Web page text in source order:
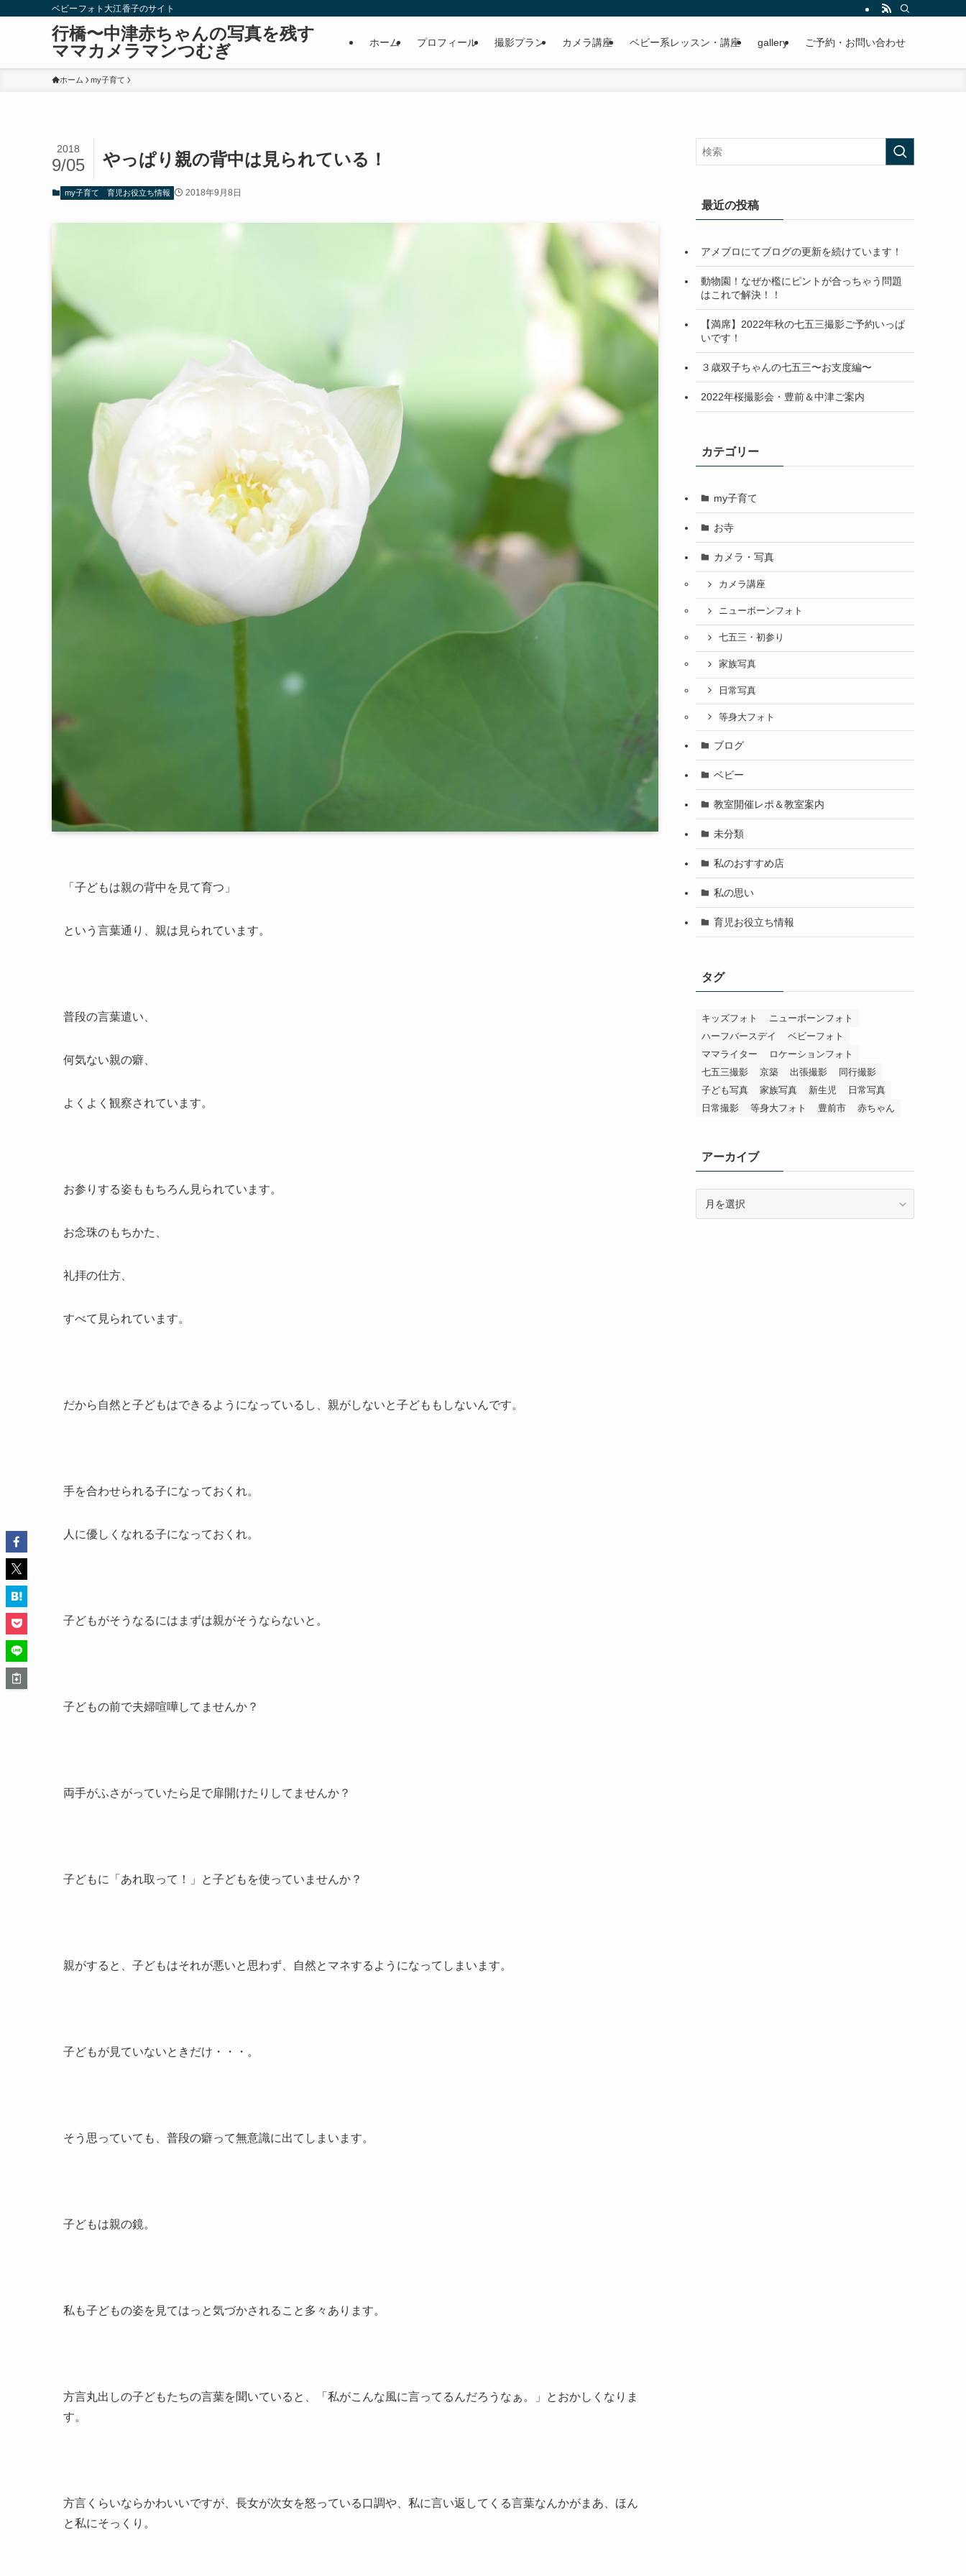
ベビーフォト大江香子のサイト
行橋〜中津赤ちゃんの写真を残す
ママカメラマンつむぎ
ホーム プロフィール 撮影プラン カメラ講座 ベビー系レッスン・講座 gallery ご予約・お問い合わせ
ホーム my子育て
やっぱり親の背中は見られている！
2018
9/05
my子育て 育児お役立ち情報 2018年9月8日
「子どもは親の背中を見て育つ」
という言葉通り、親は見られています。
普段の言葉遣い、
何気ない親の癖、
よくよく観察されています。
お参りする姿ももちろん見られています。
お念珠のもちかた、
礼拝の仕方、
すべて見られています。
だから自然と子どもはできるようになっているし、親がしないと子どももしないんです。
手を合わせられる子になっておくれ。
人に優しくなれる子になっておくれ。
子どもがそうなるにはまずは親がそうならないと。
子どもの前で夫婦喧嘩してませんか？
両手がふさがっていたら足で扉開けたりしてませんか？
子どもに「あれ取って！」と子どもを使っていませんか？
親がすると、子どもはそれが悪いと思わず、自然とマネするようになってしまいます。
子どもが見ていないときだけ・・・。
そう思っていても、普段の癖って無意識に出てしまいます。
子どもは親の鏡。
私も子どもの姿を見てはっと気づかされること多々あります。
方言丸出しの子どもたちの言葉を聞いていると、「私がこんな風に言ってるんだろうなぁ。」とおかしくなりま
す。
方言くらいならかわいいですが、長女が次女を怒っている口調や、私に言い返してくる言葉なんかがまあ、ほん
と私にそっくり。
最近の投稿
アメブロにてブログの更新を続けています！
動物園！なぜか檻にピントが合っちゃう問題
はこれで解決！！
【満席】2022年秋の七五三撮影ご予約いっぱ
いです！
３歳双子ちゃんの七五三〜お支度編〜
2022年桜撮影会・豊前＆中津ご案内
カテゴリー
my子育て
お寺
カメラ・写真
カメラ講座
ニューボーンフォト
七五三・初参り
家族写真
日常写真
等身大フォト
ブログ
ベビー
教室開催レポ＆教室案内
未分類
私のおすすめ店
私の思い
育児お役立ち情報
タグ
キッズフォト
ニューボーンフォト
ハーフバースデイ
ベビーフォト
ママライター
ロケーションフォト
七五三撮影
京築 出張撮影
同行撮影
子ども写真
家族写真 新生児
日常写真
日常撮影
等身大フォト 豊前市 赤ちゃん
アーカイブ